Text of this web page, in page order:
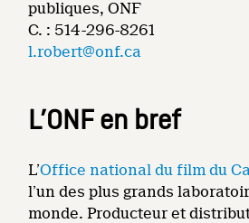
publiques, ONF
C. : 514-296-8261
l.robert@onf.ca
L’ONF en bref
L’Office national du film du
l’un des plus grands
monde. Producteur et